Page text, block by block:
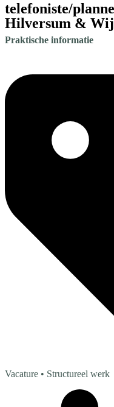
telefoniste/
Hilversum &
Praktische informatie
Vacature • Structureel werk